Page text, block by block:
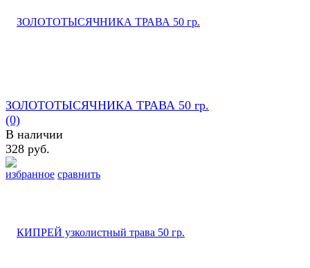
избранное сравнить
ЗОЛОТОТЫСЯЧНИКА ТРАВА 50 гр.
(0)
В наличии
328 руб.